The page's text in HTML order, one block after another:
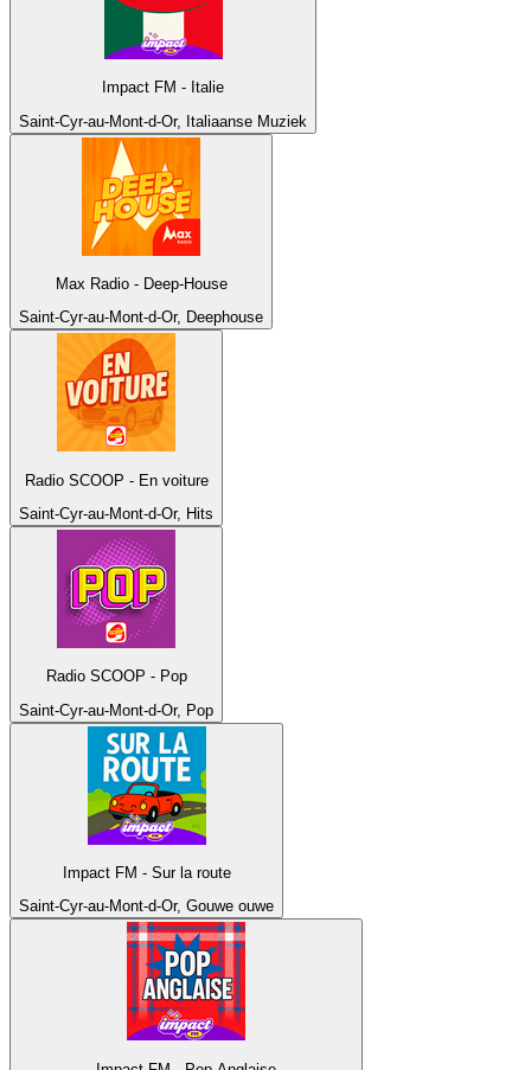
Impact FM - Italie
Saint-Cyr-au-Mont-d-Or, Italiaanse Muziek
Max Radio - Deep-House
Saint-Cyr-au-Mont-d-Or, Deephouse
Radio SCOOP - En voiture
Saint-Cyr-au-Mont-d-Or, Hits
Radio SCOOP - Pop
Saint-Cyr-au-Mont-d-Or, Pop
Impact FM - Sur la route
Saint-Cyr-au-Mont-d-Or, Gouwe ouwe